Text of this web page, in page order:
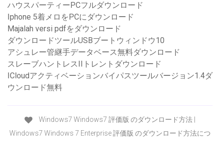
ハウスパーティーPCフルダウンロード
Iphone 5着メロをPCにダウンロード
Majalah versi pdfをダウンロード
ダウンロードツールUSBブートウィンドウ10
アシュレー管継手データベース無料ダウンロード
スレーブハントレスIIトレントダウンロード
ICloudアクティベーションバイパスツールバージョン1.4ダ
ウンロード無料
Windows7 Windows7 評価版 のダウンロード方法 |
Windows7 Windows 7 Enterprise 評価版 のダウンロード方法につ